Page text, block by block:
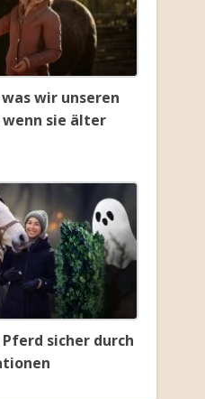
wir unseren
sie älter
sicher durch